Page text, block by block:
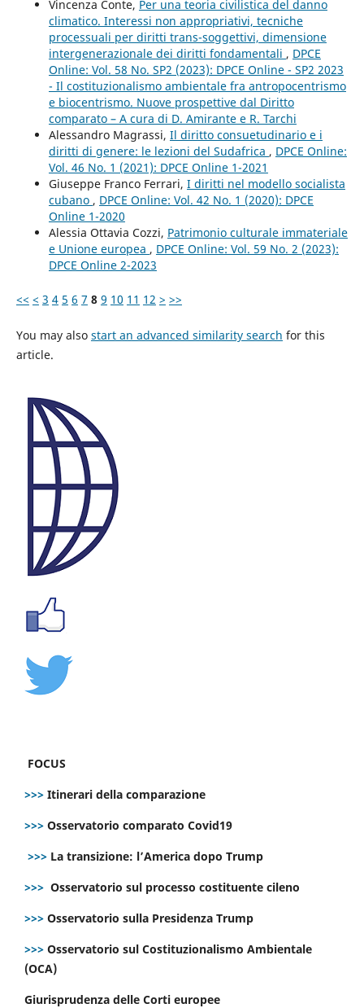
Vincenza Conte, Per una teoria civilistica del danno
climatico. Interessi non appropriativi, tecniche
processuali per diritti trans-soggettivi, dimensione
intergenerazionale dei diritti fondamentali , DPCE
Online: Vol. 58 No. SP2 (2023): DPCE Online - SP2 2023
- Il costituzionalismo ambientale fra antropocentrismo
e biocentrismo. Nuove prospettive dal Diritto
comparato – A cura di D. Amirante e R. Tarchi
Alessandro Magrassi, Il diritto consuetudinario e i
diritti di genere: le lezioni del Sudafrica , DPCE Online:
Vol. 46 No. 1 (2021): DPCE Online 1-2021
Giuseppe Franco Ferrari, I diritti nel modello socialista
cubano , DPCE Online: Vol. 42 No. 1 (2020): DPCE
Online 1-2020
Alessia Ottavia Cozzi, Patrimonio culturale immateriale
e Unione europea , DPCE Online: Vol. 59 No. 2 (2023):
DPCE Online 2-2023
<< < 3 4 5 6 7 8 9 10 11 12 > >>
You may also start an advanced similarity search for this
article.
FOCUS
>>> Itinerari della comparazione
>>> Osservatorio comparato Covid19
>>> La transizione: l’America dopo Trump
>>> Osservatorio sul processo costituente cileno
>>> Osservatorio sulla Presidenza Trump
>>> Osservatorio sul Costituzionalismo Ambientale
(OCA)
Giurisprudenza delle Corti europee